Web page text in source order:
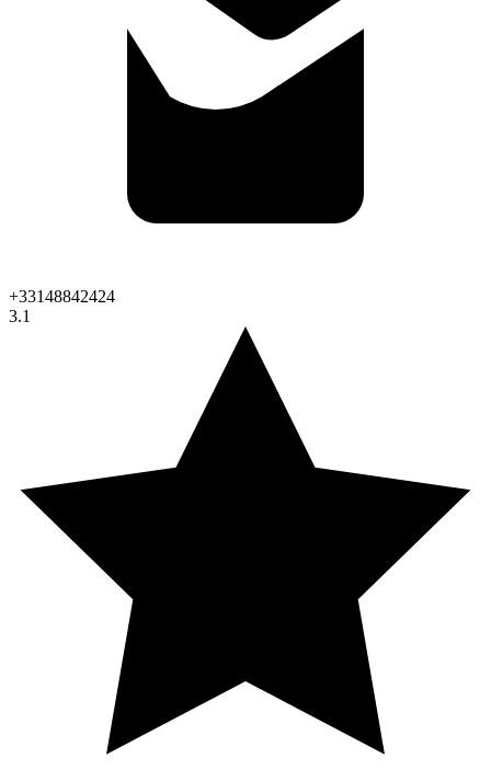
+33148842424
3.1